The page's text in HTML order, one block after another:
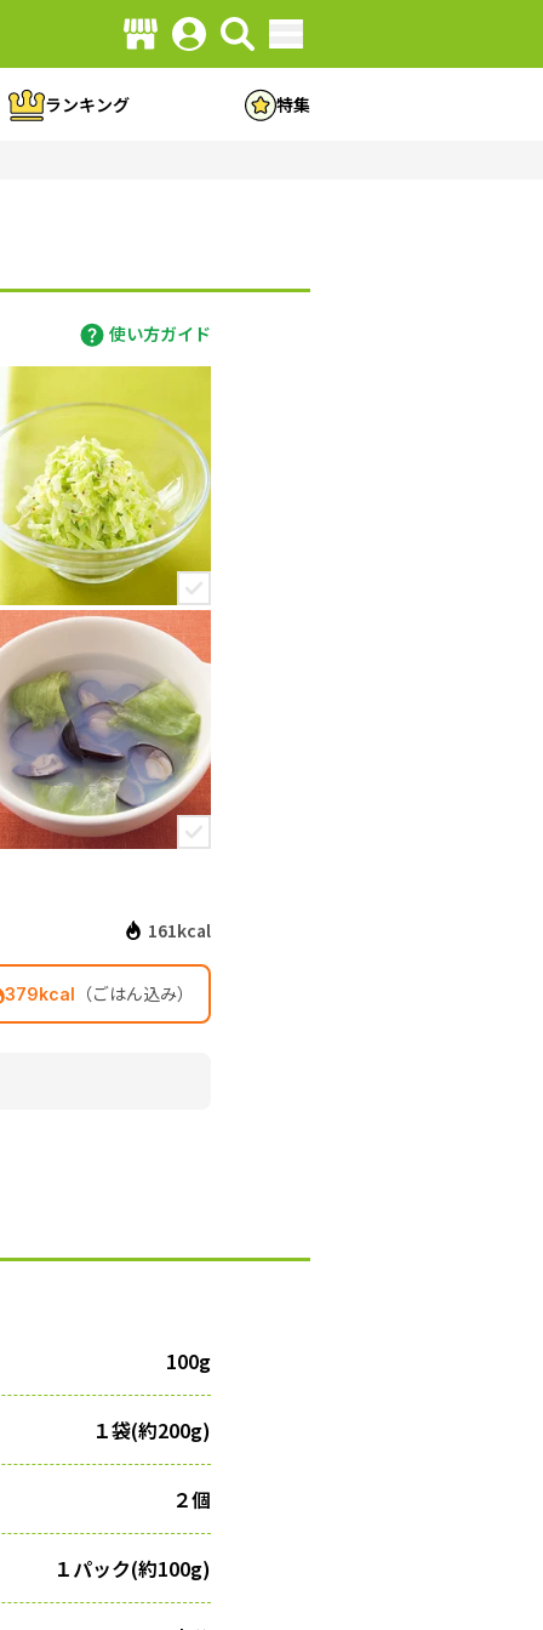
ランキング 特集
使い方ガイド
161kcal
379kcal （ごはん込み）
100g
１袋(約200g)
２個
１パック(約100g)